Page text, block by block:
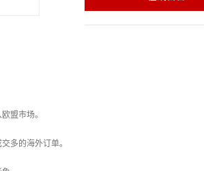
盟市场。
多的海外订单。